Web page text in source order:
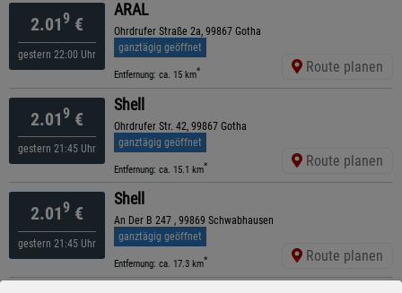
2.019 €
gestern 22:00 Uhr
ARAL
Ohrdrufer Straße 2a, 99867 Gotha
ganztägig geöffnet
Entfernung: ca. 15 km* Route planen
2.019 €
gestern 21:45 Uhr
Shell
Ohrdrufer Str. 42, 99867 Gotha
ganztägig geöffnet
Entfernung: ca. 15.1 km* Route planen
2.019 €
gestern 21:45 Uhr
Shell
An Der B 247 , 99869 Schwabhausen
ganztägig geöffnet
Entfernung: ca. 17.3 km* Route planen